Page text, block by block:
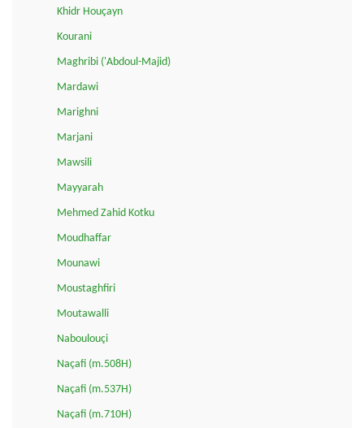
Khidr Houçayn
Kourani
Maghribi ('Abdoul-Majid)
Mardawi
Marighni
Marjani
Mawsili
Mayyarah
Mehmed Zahid Kotku
Moudhaffar
Mounawi
Moustaghfiri
Moutawalli
Naboulouçi
Naçafi (m.508H)
Naçafi (m.537H)
Naçafi (m.710H)